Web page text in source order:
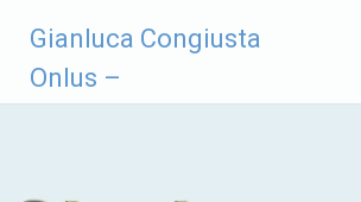
contenuto
Gianluca Congiusta
Onlus –